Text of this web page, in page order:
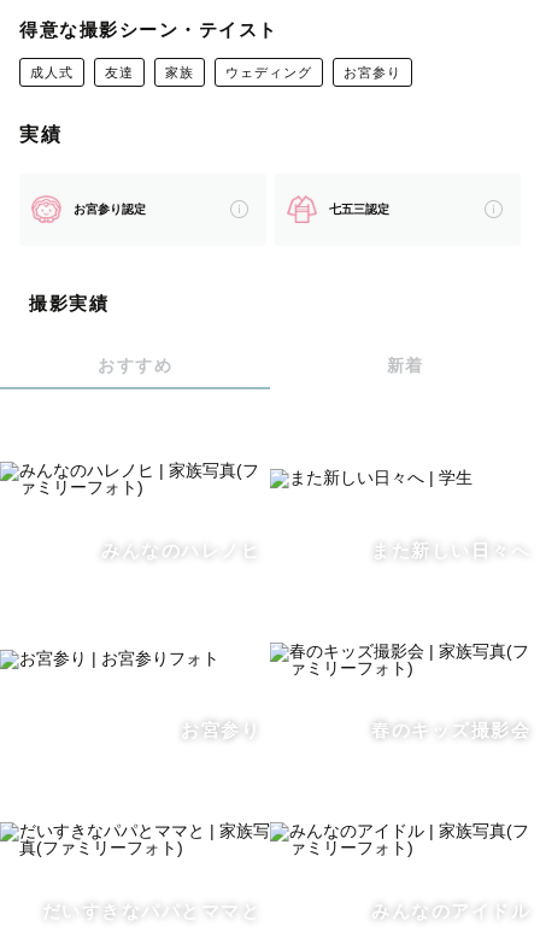
🍙こでちゃんについて
そして人の話を聞くのがもっと好きです。
日々の何気ない瞬間に多くの幸せを感じ、そんな胸がいっ
ーーーーーーーーーーーーーーーーーーーーー
🍙撮影地域
※対応エリア内でしたら原則交通費無料です！（駅から遠
も全国出張可能です！
🍙初めましてのゲストへ
・撮影場所やおすすめの時間帯
・撮影の流れ
得意な撮影シーン・テイスト
成人式 友達 家族 ウェディング お宮参り
実績
お宮参り認定 七五三認定
撮影実績
おすすめ 新着
みんなのハレノヒ また新しい日々へ
お宮参り 春のキッズ撮影会
だいすきなパパとママと みんなのアイドル